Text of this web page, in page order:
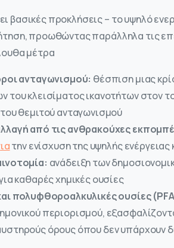
βασικές προκλήσεις – το υψηλό
προωθώντας παράλληλα τις
μέτρα
ανταγωνισμού: θέσπιση μιας
του κλεισίματος ικανοτήτων στον
θεμιτού ανταγωνισμού
από τις ανθρακούχες
την ενίσχυση της υψηλής
ανάδειξη των
καθαρές χημικές ουσίες
πολυφθοροαλκυλικές ουσίες
περιορισμού,
όρους όπου δεν υπάρχουν